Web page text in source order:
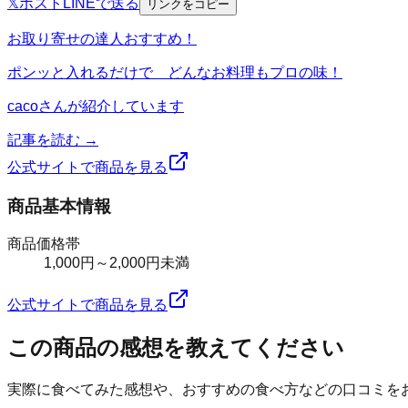
リンクをコピー
お取り寄せの達人おすすめ！
ポンッと入れるだけで どんなお料理もプロの味！
cacoさんが紹介しています
記事を読む →
公式サイトで商品を見る
商品基本情報
商品価格帯
1,000円～2,000円未満
公式サイトで商品を見る
この商品の感想を教えてください
実際に食べてみた感想や、おすすめの食べ方などの口コミを